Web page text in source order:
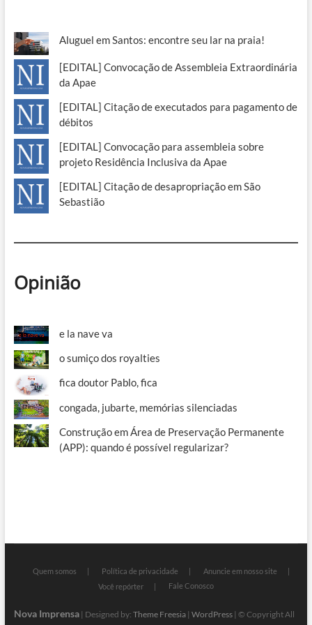
Aluguel em Santos: encontre seu lar na praia!
[EDITAL] Convocação de Assembleia Extraordinária
da Apae
[EDITAL] Citação de executados para pagamento de
débitos
[EDITAL] Convocação para assembleia sobre
projeto Residência Inclusiva da Apae
[EDITAL] Citação de desapropriação em São
Sebastião
Opinião
e la nave va
o sumiço dos royalties
fica doutor Pablo, fica
congada, jubarte, memórias silenciadas
Construção em Área de Preservação Permanente
(APP): quando é possível regularizar?
Quem somos Política de privacidade
Anuncie em nosso site
Você repórter
Fale Conosco
Nova Imprensa| Designed by: Theme Freesia| WordPress| © Copyright All